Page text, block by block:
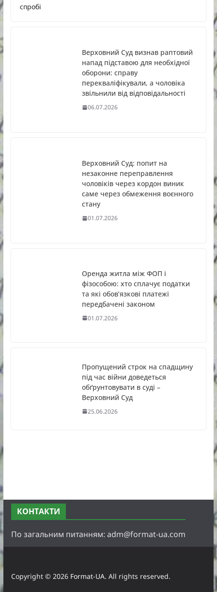
спробі
Верховний Суд визнав раптовий
напад підставою для необхідної
оборони: справу
перекваліфікували, а чоловіка
звільнили від відповідальності
06.07.2026
Верховний Суд: попит на
незаконне переправлення
чоловіків через кордон виник
саме через обмеження воєнного
стану
01.07.2026
Оренда житла між ФОП і
фізособою: хто сплачує податки
та які обов’язкові платежі
передбачені законом
01.07.2026
Пропущений строк на спадщину
під час війни доведеться
обґрунтовувати в суді –
Верховний Суд
25.06.2026
КОНТАКТИ
По загальним питанням: adm@format-ua.com
Copyright © 2026 Format-UA. All rights reserved.